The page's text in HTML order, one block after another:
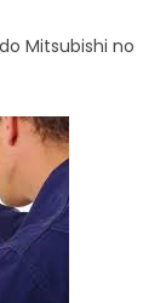
Mitsubishi no